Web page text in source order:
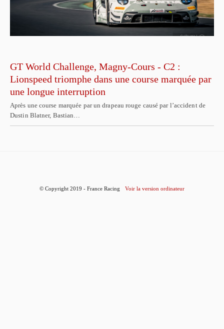
GT World Challenge, Magny-Cours - C2 :
Lionspeed triomphe dans une course marquée par
une longue interruption
Après une course marquée par un drapeau rouge causé par l’accident de
Dustin Blatner, Bastian…
© Copyright 2019 - France Racing Voir la version ordinateur